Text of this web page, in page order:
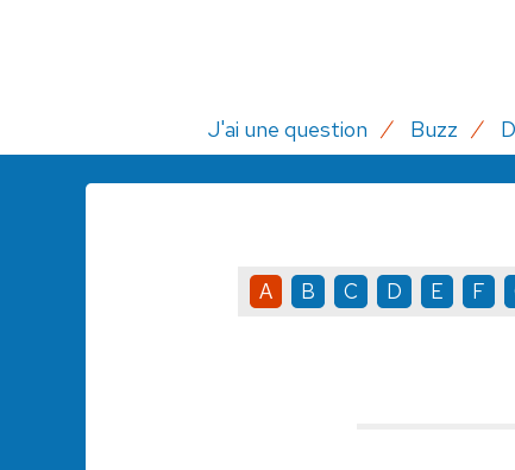
J'ai une question Buzz
A B C D E F